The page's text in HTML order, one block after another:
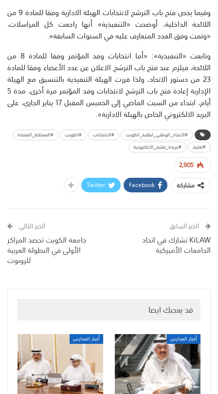
وفيما يخص فتح باب الترشح لانتخابات الهيئة الادارية وفقا للمادة 9 من
اللائحة الداخلية، أوضحت «التنفيذية» أنها راجعت كل المراسلات،
«وتمت وفق العدد المتعارف عليه في السنوات السابقة».
وتابعت «التنفيذية»: «أما انتخابات وفد المؤتمر وفقا للمادة 8 من
اللائحة، فيلزم عند فتح باب الترشح الاعلان عن عدد الأعضاء وفقا للمادة
23 من دستور الاتحاد، ولذا قررت الهيئة التنفيذية بالتنسيق مع الهيئة
الإدارية إعادة فتح باب الترشح لانتخابات وفد المؤتمر مرة أخرى، مدة 5
أيام، ابتداء من السبت الماضي إلى الخميس المقبل 17 يناير الجاري، على
البريد الالكتروني الخاص بالهيئة الادارية».
#الاتحاد_الوطني_لطلبة_الكويت #الانتخابات #الكويت
#المملكة_المتحدة
#تعليم
#جريدة_تعليم_الالكترونية
2,905
مشاركة
Facebook
Twitter
الخبر السابق
KiLAW تشارك في اتحاد
الجامعات الأميركية
الخبر التالي
جامعة الكويت تحصد المراكز
الأولى في البطولة العربية
للروبوت
قد يعجبك ايضا
أخبار المدارس أخبار المدارس